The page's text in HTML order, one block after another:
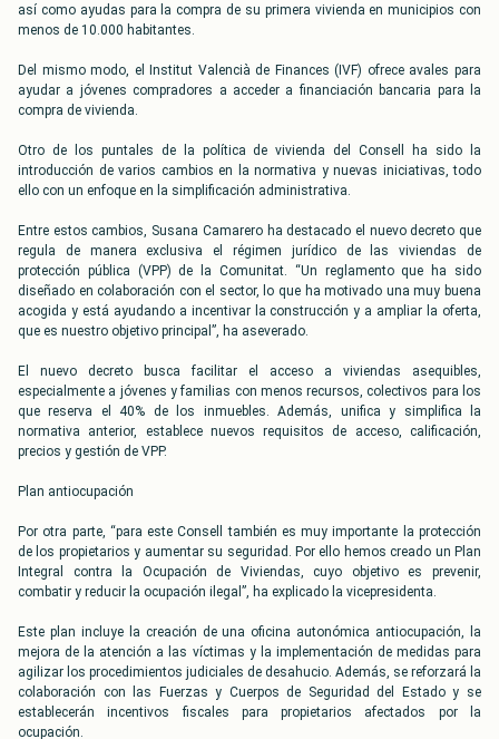
así como ayudas para la compra de su primera vivienda en municipios con
menos de 10.000 habitantes.
Del mismo modo, el Institut Valencià de Finances (IVF) ofrece avales para
ayudar a jóvenes compradores a acceder a financiación bancaria para la
compra de vivienda.
Otro de los puntales de la política de vivienda del Consell ha sido la
introducción de varios cambios en la normativa y nuevas iniciativas, todo
ello con un enfoque en la simplificación administrativa.
Entre estos cambios, Susana Camarero ha destacado el nuevo decreto que
regula de manera exclusiva el régimen jurídico de las viviendas de
protección pública (VPP) de la Comunitat. “Un reglamento que ha sido
diseñado en colaboración con el sector, lo que ha motivado una muy buena
acogida y está ayudando a incentivar la construcción y a ampliar la oferta,
que es nuestro objetivo principal”, ha aseverado.
El nuevo decreto busca facilitar el acceso a viviendas asequibles,
especialmente a jóvenes y familias con menos recursos, colectivos para los
que reserva el 40% de los inmuebles. Además, unifica y simplifica la
normativa anterior, establece nuevos requisitos de acceso, calificación,
precios y gestión de VPP.
Plan antiocupación
Por otra parte, “para este Consell también es muy importante la protección
de los propietarios y aumentar su seguridad. Por ello hemos creado un Plan
Integral contra la Ocupación de Viviendas, cuyo objetivo es prevenir,
combatir y reducir la ocupación ilegal”, ha explicado la vicepresidenta.
Este plan incluye la creación de una oficina autonómica antiocupación, la
mejora de la atención a las víctimas y la implementación de medidas para
agilizar los procedimientos judiciales de desahucio. Además, se reforzará la
colaboración con las Fuerzas y Cuerpos de Seguridad del Estado y se
establecerán incentivos fiscales para propietarios afectados por la
ocupación.